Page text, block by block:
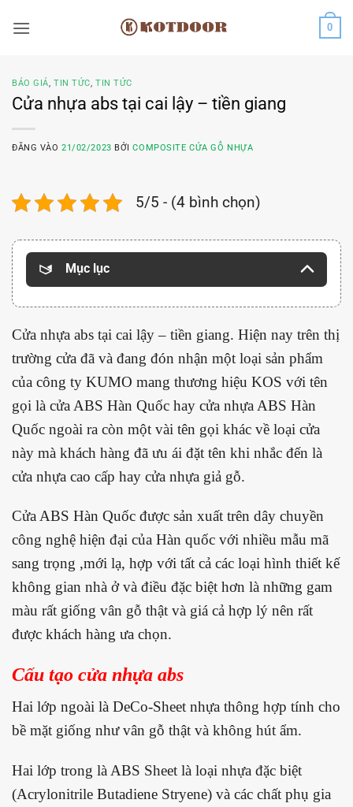
qua
0
BÁO GIÁ,TIN TỨC,TIN TỨC
Cửa nhựa abs tại cai lậy – tiền giang
ĐĂNG VÀO21/02/2023 BỞICOMPOSITE CỬA GỖ NHỰA
5/5 - (4 bình chọn)
Mục lục
Cửa nhựa abs tại cai lậy – tiền giang. Hiện nay trên thị
trường cửa đã và đang đón nhận một loại sản phẩm
của công ty KUMO mang thương hiệu KOS với tên
gọi là cửa ABS Hàn Quốc hay cửa nhựa ABS Hàn
Quốc ngoài ra còn một vài tên gọi khác về loại cửa
này mà khách hàng đã ưu ái đặt tên khi nhắc đến là
cửa nhựa cao cấp hay cửa nhựa giả gỗ.
Cửa ABS Hàn Quốc được sản xuất trên dây chuyền
công nghệ hiện đại của Hàn quốc với nhiều mẫu mã
sang trọng ,mới lạ, hợp với tất cả các loại hình thiết kế
không gian nhà ở và điều đặc biệt hơn là những gam
màu rất giống vân gỗ thật và giá cả hợp lý nên rất
được khách hàng ưa chọn.
Cấu tạo cửa nhựa abs
Hai lớp ngoài là DeCo-Sheet nhựa thông hợp tính cho
bề mặt giống như vân gỗ thật và không hút ẩm.
Hai lớp trong là ABS Sheet là loại nhựa đặc biệt
(Acrylonitrile Butadiene Stryene) và các chất phụ gia